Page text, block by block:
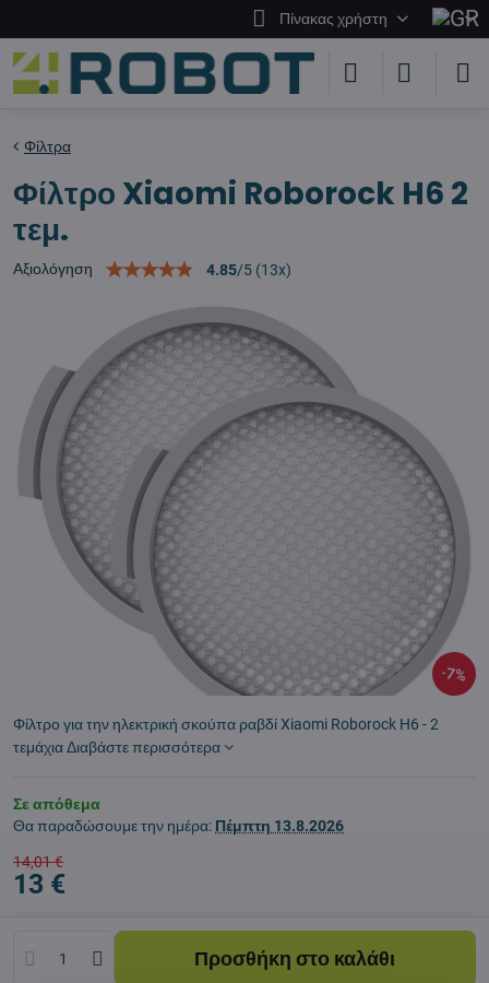
Πίνακας χρήστη
7%
Φίλτρα
Φίλτρο Xiaomi Roborock H6 2
τεμ.
Αξιολόγηση 4.85/5 (13x)
Φίλτρο για την ηλεκτρική σκούπα ραβδί Xiaomi Roborock H6 - 2
τεμάχιαΔιαβάστε περισσότερα
Σε απόθεμα
Θα παραδώσουμε την ημέρα: Πέμπτη 13.8.2026
14,01 €
13 €
Προσθήκη στο καλάθι